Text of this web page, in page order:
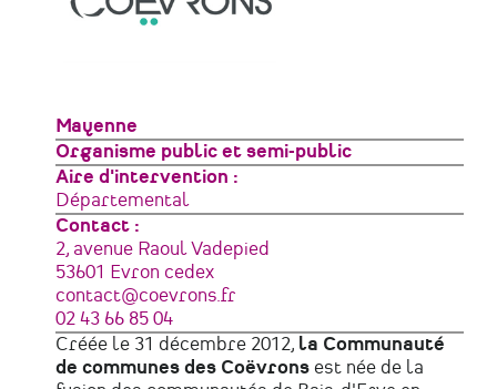
Zone
géographique
Mayenne
Type
de
structure
Organisme public et semi-public
Aire d'intervention
Départemental
Contact :
Adresse
2, avenue Raoul Vadepied
53601
Evron cedex
France
Courriel
contact@coevrons.fr
Téléphone
02 43 66 85 04
Créée le 31 décembre 2012, la Communauté
de communes des Coëvrons est née de la